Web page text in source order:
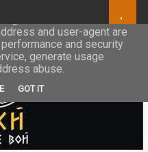
to deliver its services
and user-agent are
and security
generate usage
abuse.
GOT IT